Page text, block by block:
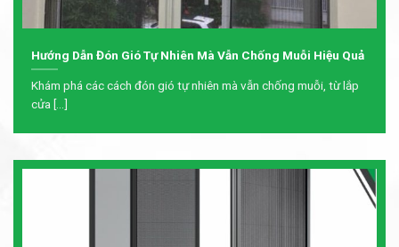
Hướng Dẫn Đón Gió Tự Nhiên Mà Vẫn Chống Muỗi Hiệu Quả
Khám phá các cách đón gió tự nhiên mà vẫn chống muỗi, từ lắp
cửa [...]